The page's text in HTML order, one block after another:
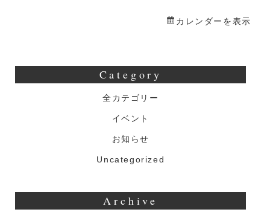
カレンダーを表示
Category
全カテゴリー
イベント
お知らせ
Uncategorized
Archive